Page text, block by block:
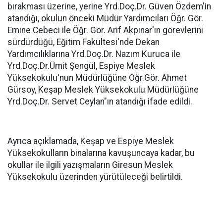
bırakması üzerine, yerine Yrd.Doç.Dr. Güven Özdem'in
atandığı, okulun önceki Müdür Yardımcıları Öğr. Gör.
Emine Cebeci ile Öğr. Gör. Arif Akpınar'ın görevlerini
sürdürdüğü, Eğitim Fakültesi'nde Dekan
Yardımcılıklarına Yrd.Doç.Dr. Nazım Kuruca ile
Yrd.Doç.Dr.Ümit Şengül, Espiye Meslek
Yüksekokulu'nun Müdürlüğüne Öğr.Gör. Ahmet
Gürsoy, Keşap Meslek Yüksekokulu Müdürlüğüne
Yrd.Doç.Dr. Servet Ceylan"ın atandığı ifade edildi.
Ayrıca açıklamada, Keşap ve Espiye Meslek
Yüksekokulların binalarına kavuşuncaya kadar, bu
okullar ile ilgili yazışmaların Giresun Meslek
Yüksekokulu üzerinden yürütüleceği belirtildi.